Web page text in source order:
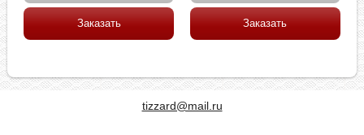
Заказать Заказать
tizzard@mail.ru